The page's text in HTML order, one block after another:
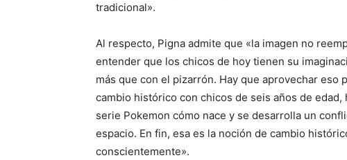
tradicional».
Al respecto, Pigna admite que «la imagen no
entender que los chicos de hoy tienen su
más que con el pizarrón. Hay que aprovechar eso
cambio histórico con chicos de seis años de
serie Pokemon cómo nace y se desarrolla un
espacio. En fin, esa es la noción de cambio
conscientemente».